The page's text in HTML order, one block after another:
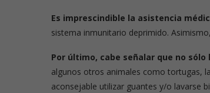
Es imprescindible la asistencia
sistema inmunitario deprimido.
Por último, cabe señalar que no
algunos otros animales como tortugas,
aconsejable utilizar guantes y/o lavarse